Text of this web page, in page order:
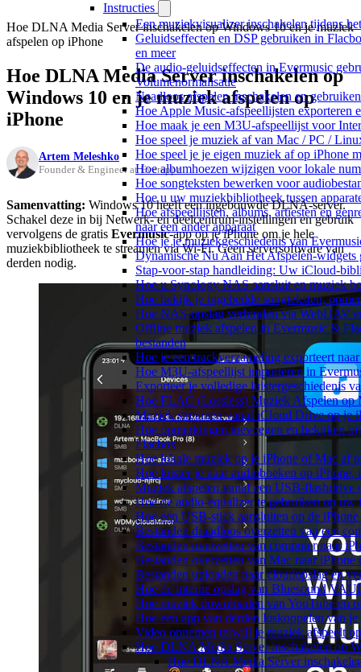
Instructies
Een muziekvisualizer inschakelen tijdens
Geluidseffecten en DSP gebruiken in
en meer
De audio-geluidseffecten in Evermusic
Volumenormalisatie
Naadloos afspelen inschakelen en
Hoe Apple Music-afspeellijsten exporteren
Hoe maak je een M3U-afspeellijst voor
Hoe speel je muziek af van Mac / PC /
Hoe speel je je eigen muziek af op iPhone
Hoe albumhoezen wijzigen voor lokale
Hoe songteksten bewerken voor
Hoe u uw muziekbibliotheek tussen
Hoe afspeellijsten, albums, artiesten en
naar een ander apparaat
Hoe je je muziekgeschiedenis van
Dynamische Nu Aan Het Afspelen-
Stap-voor-stap handleiding: Uw iCloud-
Hoe u Synology NAS aansluit en muziek
Hoe bekijk je ingebedde songteksten,
Hoe NAS-opslag verbinden via WebDAV
Offline muziek afspelen in Evermusic &
bestanden
Hoe je een trackverzameling exporteert
Hoe M3U-afspeellijst importeren in
Exporteer je volledige luistergeschiedenis
Hoe FLAC (Lossless) Muziek Afspelen op
Muziek streamen vanaf iCloud Drive op je
Hoe opmerkingen toevoegen en bekijken
Flacbox
Hoe lokale muziek op je iPhone of Mac af
Hoe luister je naar audioboeken op iPhone,
Muziek afspelen vanaf een USB-
Hoe de audio-equalizer te gebruiken op
Hoe een USB-stick aansluiten op de
Bestanden draadloos overzetten van een
Bestanden overzetten van computer naar
Bestanden overzetten van Mac naar
Bestanden uploaden naar cloudopslag en
Hoe de interne opslag van Bluesound
Hoe muziek downloaden van YouTube en
Hoe een app van derden loskoppelen van
Video opnemen terwijl je muziek afspeelt
Hoe DLNA Media Server inschakelen op
Hoe DLNA Media Server
Hoe DLNA Media Server inschakelen op Windows 10 en je muziek
afspelen op iPhone
Hoe DLNA Media Server inschakelen op
Windows 10 en je muziek afspelen op
iPhone
Artem Meleshko
Founder & Engineer at Everappz
Samenvatting: Windows 10 heeft een ingebouwde DLNA-server.
Schakel deze in bij Netwerk- en deelcentrum-instellingen en gebruik
vervolgens de gratis Evermusic-app op je iPhone om je hele
muziekbibliotheek te streamen via Wi-Fi. Geen serversoftware van
derden nodig.